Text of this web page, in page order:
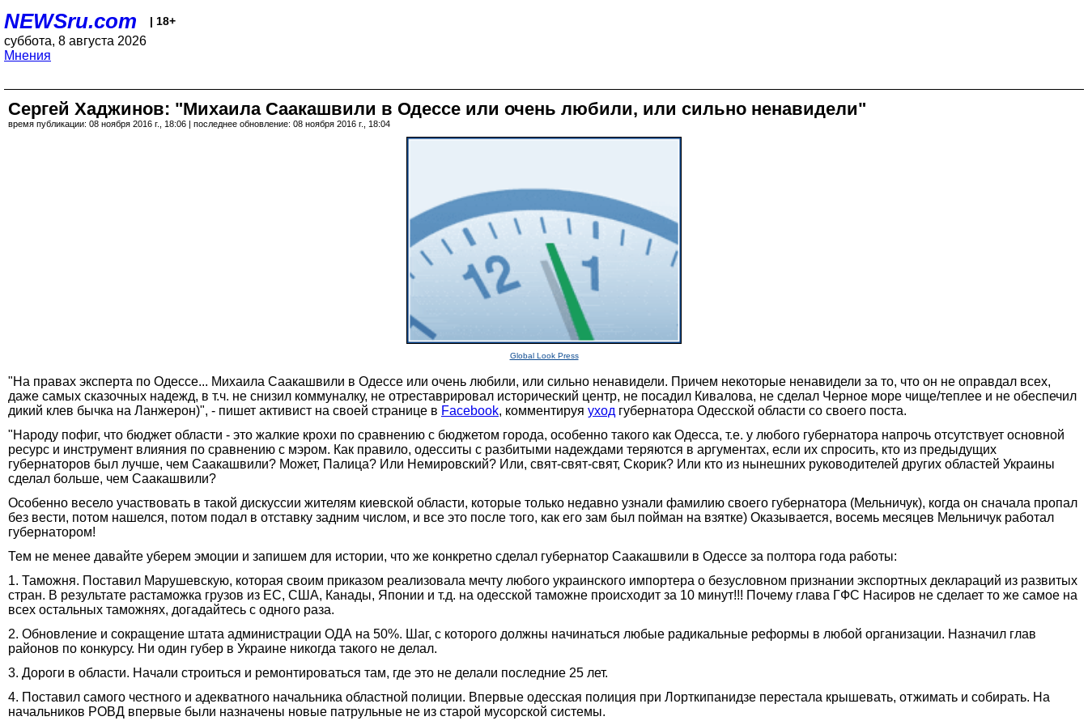
NEWSru.com | 18+
суббота, 8 августа 2026
Мнения
Сергей Хаджинов: "Михаила Саакашвили в Одессе или очень любили, или сильно ненавидели"
время публикации: 08 ноября 2016 г., 18:06 | последнее обновление: 08 ноября 2016 г., 18:04
Global Look Press
"На правах эксперта по Одессе... Михаила Саакашвили в Одессе или очень любили, или сильно ненавидели. Причем некоторые ненавидели за то, что он не оправдал всех,
даже самых сказочных надежд, в т.ч. не снизил коммуналку, не отреставрировал исторический центр, не посадил Кивалова, не сделал Черное море чище/теплее и не обеспечил
дикий клев бычка на Ланжерон)", - пишет активист на своей странице в Facebook, комментируя уход губернатора Одесской области со своего поста.
"Народу пофиг, что бюджет области - это жалкие крохи по сравнению с бюджетом города, особенно такого как Одесса, т.е. у любого губернатора напрочь отсутствует основной
ресурс и инструмент влияния по сравнению с мэром. Как правило, одесситы с разбитыми надеждами теряются в аргументах, если их спросить, кто из предыдущих
губернаторов был лучше, чем Саакашвили? Может, Палица? Или Немировский? Или, свят-свят-свят, Скорик? Или кто из нынешних руководителей других областей Украины
сделал больше, чем Саакашвили?
Особенно весело участвовать в такой дискуссии жителям киевской области, которые только недавно узнали фамилию своего губернатора (Мельничук), когда он сначала пропал
без вести, потом нашелся, потом подал в отставку задним числом, и все это после того, как его зам был пойман на взятке) Оказывается, восемь месяцев Мельничук работал
губернатором!
Тем не менее давайте уберем эмоции и запишем для истории, что же конкретно сделал губернатор Саакашвили в Одессе за полтора года работы:
1. Таможня. Поставил Марушевскую, которая своим приказом реализовала мечту любого украинского импортера о безусловном признании экспортных деклараций из развитых
стран. В результате растаможка грузов из ЕС, США, Канады, Японии и т.д. на одесской таможне происходит за 10 минут!!! Почему глава ГФС Насиров не сделает то же самое на
всех остальных таможнях, догадайтесь с одного раза.
2. Обновление и сокращение штата администрации ОДА на 50%. Шаг, с которого должны начинаться любые радикальные реформы в любой организации. Назначил глав
районов по конкурсу. Ни один губер в Украине никогда такого не делал.
3. Дороги в области. Начали строиться и ремонтироваться там, где это не делали последние 25 лет.
4. Поставил самого честного и адекватного начальника областной полиции. Впервые одесская полиция при Лорткипанидзе перестала крышевать, отжимать и собирать. На
начальников РОВД впервые были назначены новые патрульные не из старой мусорской системы.